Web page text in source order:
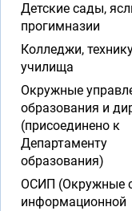
Детские сады,
прогимназии
Колледжи,
училища
Окружные
образования и
(присоединено к
Департаменту
образования)
ОСИП (Окружные
информационной